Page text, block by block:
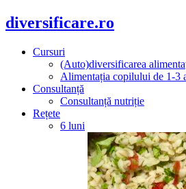
diversificare.ro
Cursuri
(Auto)diversificarea
Alimentația copilului de 1-3
Consultanță
Consultanță nutriție
Rețete
6 luni